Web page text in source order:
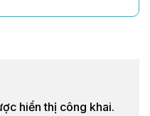
hiển thị công khai.